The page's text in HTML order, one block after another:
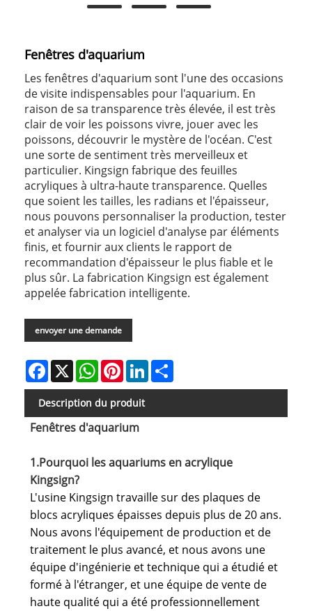
Fenêtres d'aquarium
Les fenêtres d'aquarium sont l'une des occasions
de visite indispensables pour l'aquarium. En
raison de sa transparence très élevée, il est très
clair de voir les poissons vivre, jouer avec les
poissons, découvrir le mystère de l'océan. C'est
une sorte de sentiment très merveilleux et
particulier. Kingsign fabrique des feuilles
acryliques à ultra-haute transparence. Quelles
que soient les tailles, les radians et l'épaisseur,
nous pouvons personnaliser la production, tester
et analyser via un logiciel d'analyse par éléments
finis, et fournir aux clients le rapport de
recommandation d'épaisseur le plus fiable et le
plus sûr. La fabrication Kingsign est également
appelée fabrication intelligente.
envoyer une demande
Facebook
X WhatsAppPinterestLinkedIn
Description du produit
Fenêtres d'aquarium
1.Pourquoi les aquariums en acrylique
Kingsign?
L'usine Kingsign travaille sur des plaques de
blocs acryliques épaisses depuis plus de 20 ans.
Nous avons l'équipement de production et de
traitement le plus avancé, et nous avons une
équipe d'ingénierie et technique qui a étudié et
formé à l'étranger, et une équipe de vente de
haute qualité qui a été professionnellement